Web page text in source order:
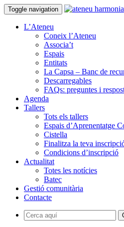
Toggle navigation
L’Ateneu
Coneix l’Ateneu
Associa’t
Espais
Entitats
La Capsa – Banc de
Descarregables
FAQs: preguntes i
Agenda
Tallers
Tots els tallers
Espais d’Aprenentatge
Cistella
Finalitza la teva
Condicions d’inscripció
Actualitat
Totes les notícies
Batec
Gestió comunitària
Contacte